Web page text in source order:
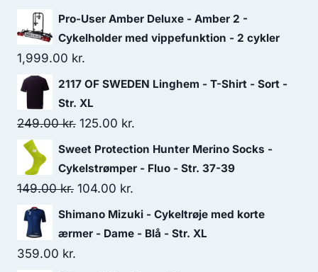
Pro-User Amber Deluxe - Amber 2 -
Cykelholder med vippefunktion - 2 cykler
1,999.00 kr.
2117 OF SWEDEN Linghem - T-Shirt - Sort -
Str. XL
249.00kr. Original
price
was:
249.00 kr..
125.00 kr.
price
is:
Sweet Protection Hunter Merino Socks -
Cykelstrømper - Fluo - Str. 37-39
149.00kr. Original
price
was:
104.00 kr.
price
is:
Shimano Mizuki - Cykeltrøje med korte
ærmer - Dame - Blå - Str. XL
359.00 kr.